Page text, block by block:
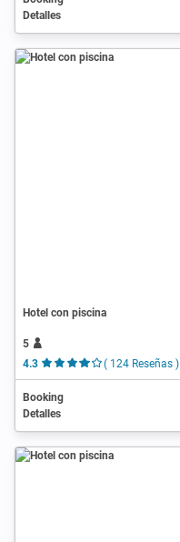
Detalles
Hotel con piscina
5
4.3
( 124 Reseñas )
Booking
Detalles